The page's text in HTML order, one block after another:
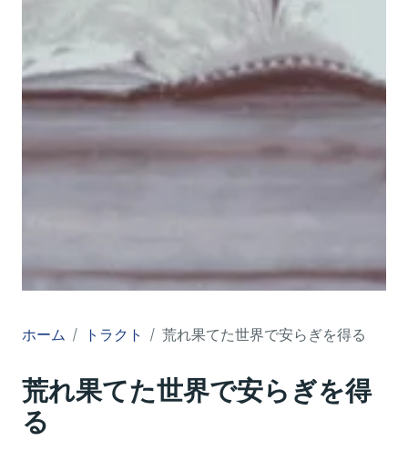
ホーム トラクト 荒れ果てた世界で安らぎを得る
荒れ果てた世界で安らぎを得
る